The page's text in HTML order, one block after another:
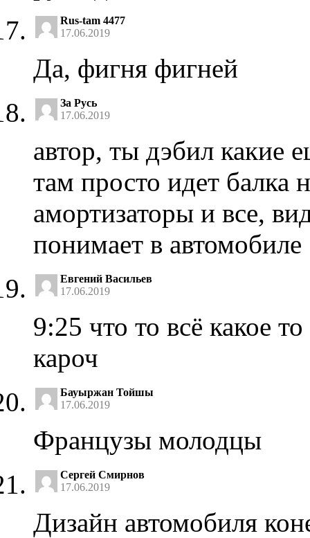
Rus-tam 4477
17.06.2019
Да, фигня фигней
За Русь
17.06.2019
автор, ты дэбил какие
там просто идет балка
амортизаторы и все,
понимает в автомобиле
Евгений Васильев
17.06.2019
9:25 что то всё какое
кароч
Бауыржан Тойшы
17.06.2019
Французы молодцы
Сергей Смирнов
17.06.2019
Дизайн автомобиля